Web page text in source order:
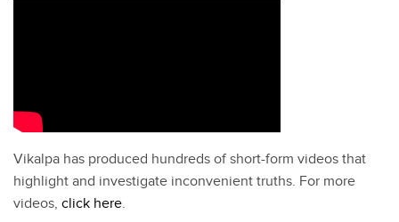
Vikalpa has produced hundreds of short-form videos that
highlight and investigate inconvenient truths. For more
videos, click here.